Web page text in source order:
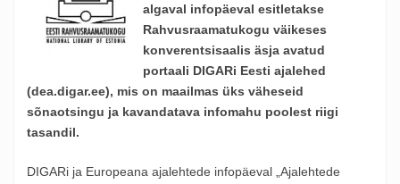
algaval infopäeval esitletakse
Rahvusraamatukogu väikeses
konverentsisaalis äsja avatud
portaali DIGARi Eesti ajalehed
(dea.digar.ee), mis on maailmas üks väheseid
sõnaotsingu ja kavandatava infomahu poolest riigi
tasandil.
DIGARi ja Europeana ajalehtede infopäeval „Ajalehtede